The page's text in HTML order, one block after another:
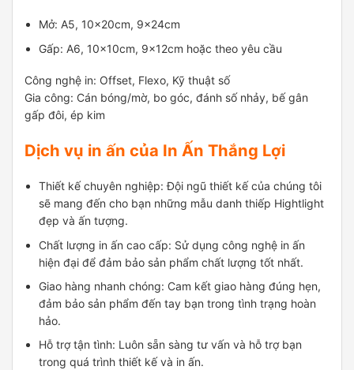
Mở: A5, 10x20cm, 9x24cm
Gấp: A6, 10x10cm, 9x12cm hoặc theo yêu cầu
Công nghệ in: Offset, Flexo, Kỹ thuật số
Gia công: Cán bóng/mờ, bo góc, đánh số nhảy, bế gân
gấp đôi, ép kim
Dịch vụ in ấn của In Ấn Thắng Lợi
Thiết kế chuyên nghiệp: Đội ngũ thiết kế của chúng tôi
sẽ mang đến cho bạn những mẫu danh thiếp Hightlight
đẹp và ấn tượng.
Chất lượng in ấn cao cấp: Sử dụng công nghệ in ấn
hiện đại để đảm bảo sản phẩm chất lượng tốt nhất.
Giao hàng nhanh chóng: Cam kết giao hàng đúng hẹn,
đảm bảo sản phẩm đến tay bạn trong tình trạng hoàn
hảo.
Hỗ trợ tận tình: Luôn sẵn sàng tư vấn và hỗ trợ bạn
trong quá trình thiết kế và in ấn.